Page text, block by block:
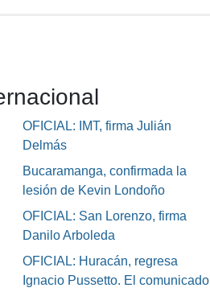
OFICIAL: IMT, firma Julián
Delmás
Bucaramanga, confirmada la
lesión de Kevin Londoño
OFICIAL: San Lorenzo, firma
Danilo Arboleda
OFICIAL: Huracán, regresa
Ignacio Pussetto. El comunicado